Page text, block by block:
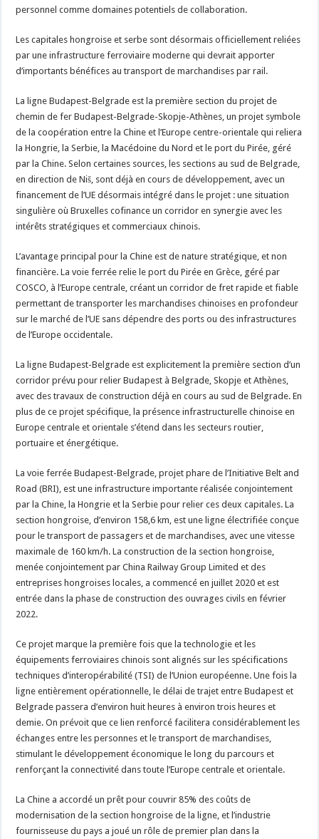
personnel comme domaines potentiels de collaboration.
Les capitales hongroise et serbe sont désormais officiellement reliées
par une infrastructure ferroviaire moderne qui devrait apporter
d’importants bénéfices au transport de marchandises par rail.
La ligne Budapest-Belgrade est la première section du projet de
chemin de fer Budapest-Belgrade-Skopje-Athènes, un projet symbole
de la coopération entre la Chine et l’Europe centre-orientale qui reliera
la Hongrie, la Serbie, la Macédoine du Nord et le port du Pirée, géré
par la Chine. Selon certaines sources, les sections au sud de Belgrade,
en direction de Niš, sont déjà en cours de développement, avec un
financement de l’UE désormais intégré dans le projet : une situation
singulière où Bruxelles cofinance un corridor en synergie avec les
intérêts stratégiques et commerciaux chinois.
L’avantage principal pour la Chine est de nature stratégique, et non
financière. La voie ferrée relie le port du Pirée en Grèce, géré par
COSCO, à l’Europe centrale, créant un corridor de fret rapide et fiable
permettant de transporter les marchandises chinoises en profondeur
sur le marché de l’UE sans dépendre des ports ou des infrastructures
de l’Europe occidentale.
La ligne Budapest-Belgrade est explicitement la première section d’un
corridor prévu pour relier Budapest à Belgrade, Skopje et Athènes,
avec des travaux de construction déjà en cours au sud de Belgrade. En
plus de ce projet spécifique, la présence infrastructurelle chinoise en
Europe centrale et orientale s’étend dans les secteurs routier,
portuaire et énergétique.
La voie ferrée Budapest-Belgrade, projet phare de l’Initiative Belt and
Road (BRI), est une infrastructure importante réalisée conjointement
par la Chine, la Hongrie et la Serbie pour relier ces deux capitales. La
section hongroise, d’environ 158,6 km, est une ligne électrifiée conçue
pour le transport de passagers et de marchandises, avec une vitesse
maximale de 160 km/h. La construction de la section hongroise,
menée conjointement par China Railway Group Limited et des
entreprises hongroises locales, a commencé en juillet 2020 et est
entrée dans la phase de construction des ouvrages civils en février
2022.
Ce projet marque la première fois que la technologie et les
équipements ferroviaires chinois sont alignés sur les spécifications
techniques d’interopérabilité (TSI) de l’Union européenne. Une fois la
ligne entièrement opérationnelle, le délai de trajet entre Budapest et
Belgrade passera d’environ huit heures à environ trois heures et
demie. On prévoit que ce lien renforcé facilitera considérablement les
échanges entre les personnes et le transport de marchandises,
stimulant le développement économique le long du parcours et
renforçant la connectivité dans toute l’Europe centrale et orientale.
La Chine a accordé un prêt pour couvrir 85% des coûts de
modernisation de la section hongroise de la ligne, et l’industrie
fournisseuse du pays a joué un rôle de premier plan dans la